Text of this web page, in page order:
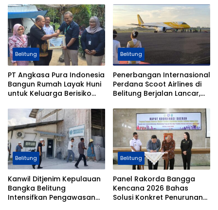
Belitung
PT Angkasa Pura Indonesia
Bangun Rumah Layak Huni
untuk Keluarga Berisiko
Belitung
Penerbangan Internasional
Perdana Scoot Airlines di
Belitung Berjalan Lancar,
Layanan Optimal
Belitung
Kanwil Ditjenim Kepulauan
Bangka Belitung
Intensifkan Pengawasan
Belitung
Panel Rakorda Bangga
Kencana 2026 Bahas
Solusi Konkret Penurunan